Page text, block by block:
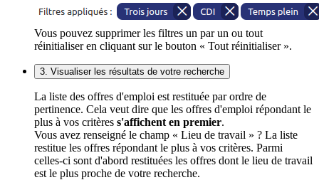
Vous pouvez supprimer les filtres un par un ou tout
réinitialiser en cliquant sur le bouton « Tout réinitialiser ».
3. Visualiser les résultats de votre recherche
La liste des offres d'emploi est restituée par ordre de
pertinence. Cela veut dire que les offres d'emploi répondant le
plus à vos critères s'affichent en premier.
Vous avez renseigné le champ « Lieu de travail » ? La liste
restitue les offres répondant le plus à vos critères. Parmi
celles-ci sont d'abord restituées les offres dont le lieu de travail
est le plus proche de votre recherche.